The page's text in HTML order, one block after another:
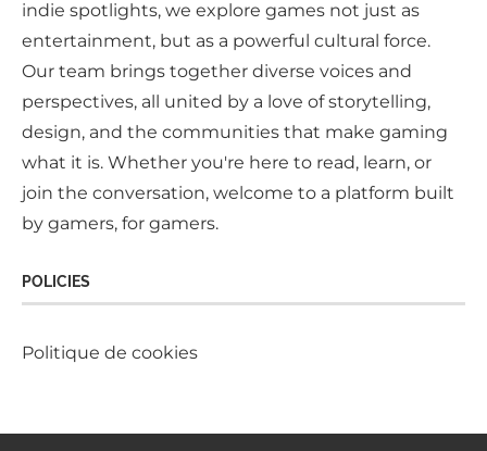
indie spotlights, we explore games not just as
entertainment, but as a powerful cultural force.
Our team brings together diverse voices and
perspectives, all united by a love of storytelling,
design, and the communities that make gaming
what it is. Whether you're here to read, learn, or
join the conversation, welcome to a platform built
by gamers, for gamers.
POLICIES
Politique de cookies